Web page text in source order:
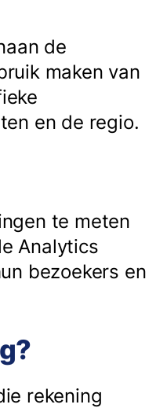
de
maken van
en de regio.
te meten
Analytics
bezoekers en
rekening